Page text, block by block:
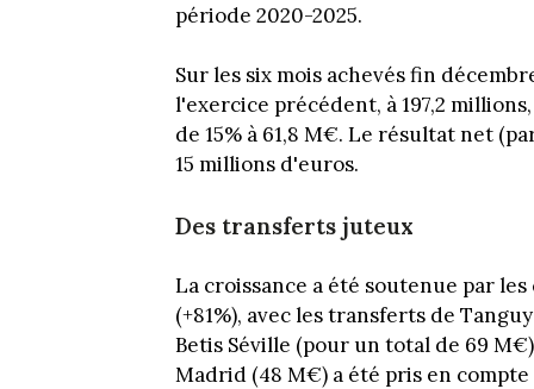
période 2020-2025.
Sur les six mois achevés fin
l'exercice précédent, à 197,2
de 15% à 61,8 M€. Le résultat net
15 millions d'euros.
Des transferts juteux
La croissance a été soutenue par
(+81%), avec les transferts de
Betis Séville (pour un total de 69
Madrid (48 M€) a été pris en